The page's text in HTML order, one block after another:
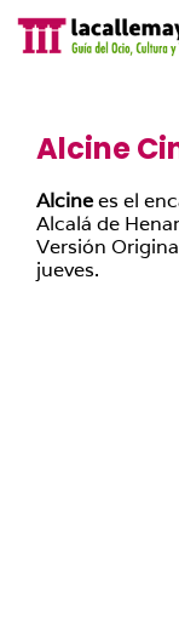
contenido
Alcine
Alcinees el
Alcalá de
Versión
jueves.